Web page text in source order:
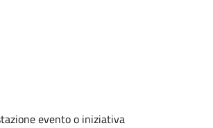
evento o iniziativa